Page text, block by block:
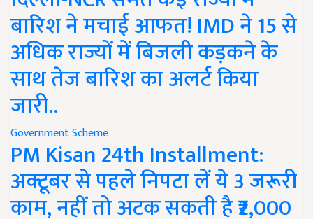
बारिश ने मचाई आफत! IMD ने 15 से
अधिक राज्यों में बिजली कड़कने के
साथ तेज बारिश का अलर्ट किया
जारी..
Government Scheme
PM Kisan 24th Installment:
अक्टूबर से पहले निपटा लें ये 3 जरूरी
काम, नहीं तो अटक सकती है ₹2,000